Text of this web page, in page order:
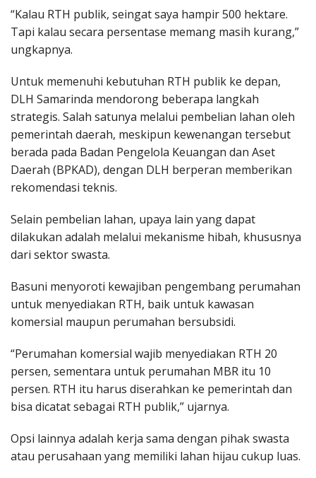
“Kalau RTH publik, seingat saya hampir 500 hektare.
Tapi kalau secara persentase memang masih kurang,”
ungkapnya.
Untuk memenuhi kebutuhan RTH publik ke depan,
DLH Samarinda mendorong beberapa langkah
strategis. Salah satunya melalui pembelian lahan oleh
pemerintah daerah, meskipun kewenangan tersebut
berada pada Badan Pengelola Keuangan dan Aset
Daerah (BPKAD), dengan DLH berperan memberikan
rekomendasi teknis.
Selain pembelian lahan, upaya lain yang dapat
dilakukan adalah melalui mekanisme hibah, khususnya
dari sektor swasta.
Basuni menyoroti kewajiban pengembang perumahan
untuk menyediakan RTH, baik untuk kawasan
komersial maupun perumahan bersubsidi.
“Perumahan komersial wajib menyediakan RTH 20
persen, sementara untuk perumahan MBR itu 10
persen. RTH itu harus diserahkan ke pemerintah dan
bisa dicatat sebagai RTH publik,” ujarnya.
Opsi lainnya adalah kerja sama dengan pihak swasta
atau perusahaan yang memiliki lahan hijau cukup luas.